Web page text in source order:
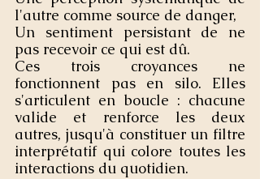
l'autre comme source de danger,
Un sentiment persistant de ne
pas recevoir ce qui est dû.
Ces trois croyances ne
fonctionnent pas en silo. Elles
s'articulent en boucle : chacune
valide et renforce les deux
autres, jusqu'à constituer un filtre
interprétatif qui colore toutes les
interactions du quotidien.